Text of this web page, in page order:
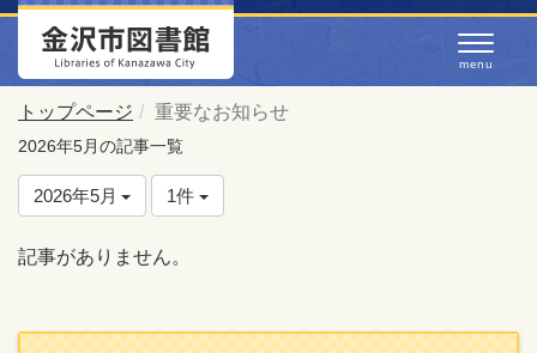
トップページ 重要なお知らせ
2026年5月の記事一覧
2026年5月 1件
記事がありません。